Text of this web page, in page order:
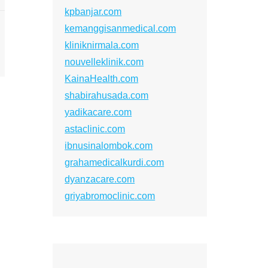
kpbanjar.com
kemanggisanmedical.com
kliniknirmala.com
nouvelleklinik.com
KainaHealth.com
shabirahusada.com
yadikacare.com
astaclinic.com
ibnusinalombok.com
grahamedicalkurdi.com
dyanzacare.com
griyabromoclinic.com